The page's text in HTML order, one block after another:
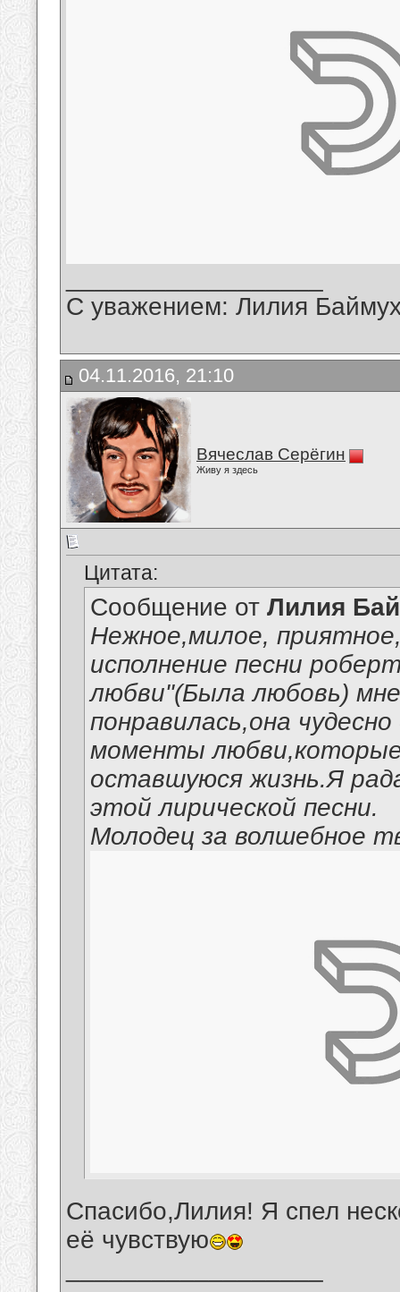
С уважением: Лилия
04.11.2016, 21:10
Вячеслав Серёгин
Живу я здесь
Цитата:
Сообщение от Лилия
Нежное,милое,
исполнение песни
любви"(Была любовь)
понравилась,она
моменты
оставшуюся жизнь.Я
этой лирической песни.
Молодец за волшебное
Спасибо,Лилия! Я спел
её чувствую